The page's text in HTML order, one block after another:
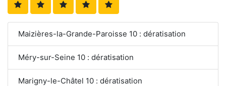
Maizières-la-Grande-Paroisse 10 : dératisation
Méry-sur-Seine 10 : dératisation
Marigny-le-Châtel 10 : dératisation